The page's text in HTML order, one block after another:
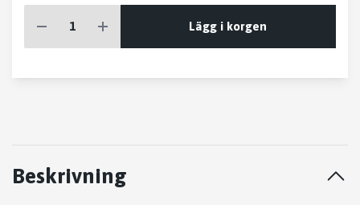
Lägg i korgen
Beskrivning